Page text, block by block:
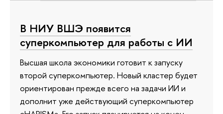
В НИУ ВШЭ появится
суперкомпьютер для работы с ИИ
Высшая школа экономики готовит к запуску
второй суперкомпьютер. Новый кластер будет
ориентирован прежде всего на задачи ИИ и
дополнит уже действующий суперкомпьютер